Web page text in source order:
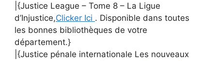
|{Justice League – Tome 8 – La Ligue
d’Injustice,Clicker Ici . Disponible dans toutes
les bonnes bibliothèques de votre
département.}
|{Justice pénale internationale Les nouveaux